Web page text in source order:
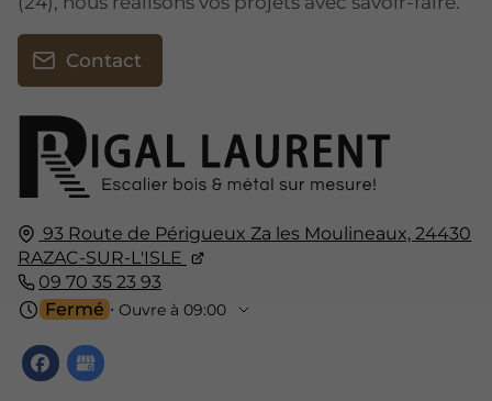
93 Route de Périgueux Za les Moulineaux,24430
RAZAC-SUR-L'ISLE
09 70 35 23 93
Fermé ⋅ Ouvre à 09:00
Contact